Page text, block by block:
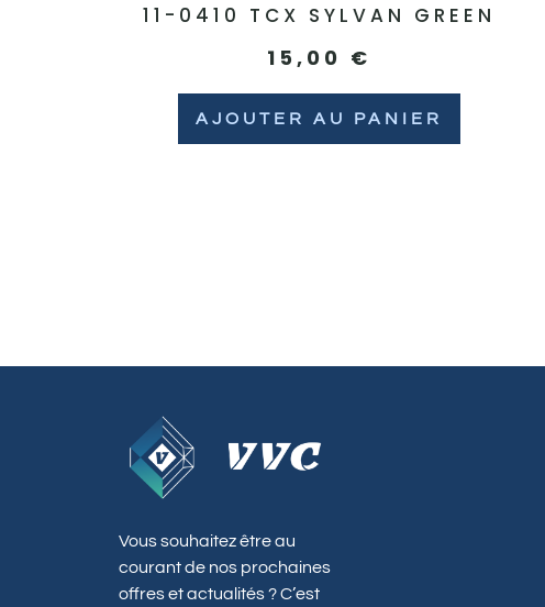
11-0410 TCX SYLVAN GREEN
15,00 €
AJOUTER AU PANIER
Vous souhaitez être au
courant de nos prochaines
offres et actualités ? C’est